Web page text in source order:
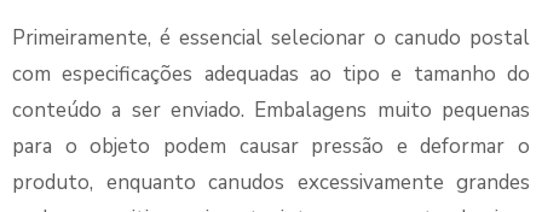
Primeiramente, é essencial selecionar o canudo postal
com especificações adequadas ao tipo e tamanho do
conteúdo a ser enviado. Embalagens muito pequenas
para o objeto podem causar pressão e deformar o
produto, enquanto canudos excessivamente grandes